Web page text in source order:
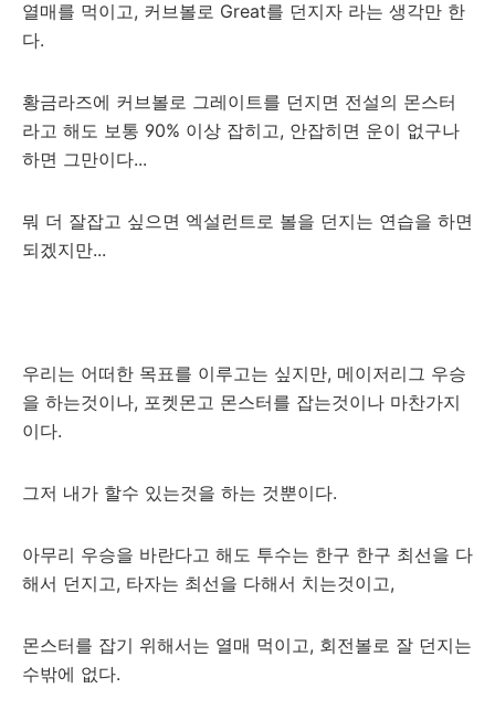
열매를 먹이고, 커브볼로 Great를 던지자 라는 생각만 한
다.
황금라즈에 커브볼로 그레이트를 던지면 전설의 몬스터
라고 해도 보통 90% 이상 잡히고, 안잡히면 운이 없구나
하면 그만이다...
뭐 더 잘잡고 싶으면 엑설런트로 볼을 던지는 연습을 하면
되겠지만...
우리는 어떠한 목표를 이루고는 싶지만, 메이저리그 우승
을 하는것이나, 포켓몬고 몬스터를 잡는것이나 마찬가지
이다.
그저 내가 할수 있는것을 하는 것뿐이다.
아무리 우승을 바란다고 해도 투수는 한구 한구 최선을 다
해서 던지고, 타자는 최선을 다해서 치는것이고,
몬스터를 잡기 위해서는 열매 먹이고, 회전볼로 잘 던지는
수밖에 없다.